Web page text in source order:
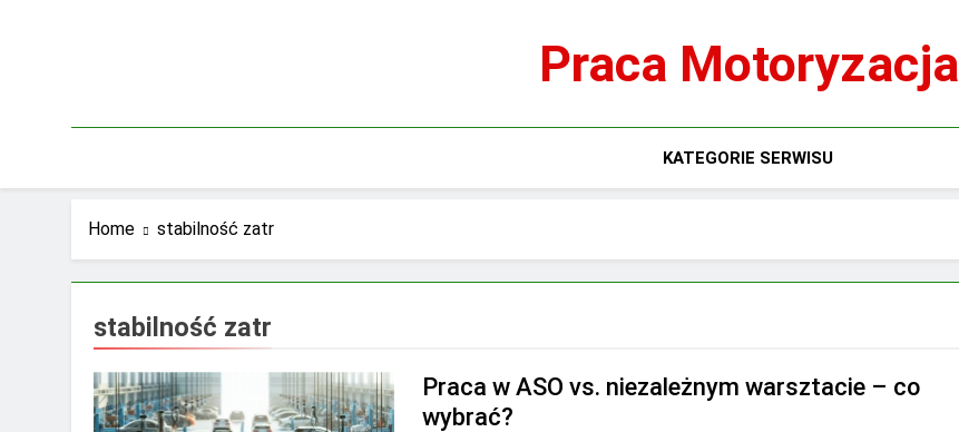
Praca Motoryzacja
KATEGORIE SERWISU
Home stabilność zatr
stabilność zatr
Praca w ASO vs. niezależnym warsztacie – co
wybrać?